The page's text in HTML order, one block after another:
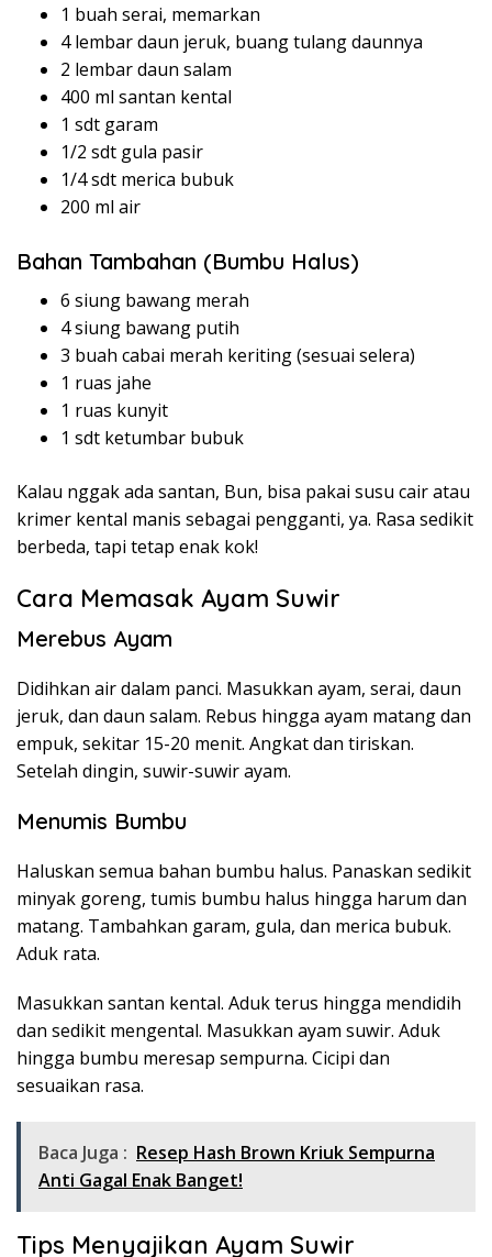
1 buah serai, memarkan
4 lembar daun jeruk, buang tulang daunnya
2 lembar daun salam
400 ml santan kental
1 sdt garam
1/2 sdt gula pasir
1/4 sdt merica bubuk
200 ml air
Bahan Tambahan (Bumbu Halus)
6 siung bawang merah
4 siung bawang putih
3 buah cabai merah keriting (sesuai selera)
1 ruas jahe
1 ruas kunyit
1 sdt ketumbar bubuk
Kalau nggak ada santan, Bun, bisa pakai susu cair atau
krimer kental manis sebagai pengganti, ya. Rasa sedikit
berbeda, tapi tetap enak kok!
Cara Memasak Ayam Suwir
Merebus Ayam
Didihkan air dalam panci. Masukkan ayam, serai, daun
jeruk, dan daun salam. Rebus hingga ayam matang dan
empuk, sekitar 15-20 menit. Angkat dan tiriskan.
Setelah dingin, suwir-suwir ayam.
Menumis Bumbu
Haluskan semua bahan bumbu halus. Panaskan sedikit
minyak goreng, tumis bumbu halus hingga harum dan
matang. Tambahkan garam, gula, dan merica bubuk.
Aduk rata.
Masukkan santan kental. Aduk terus hingga mendidih
dan sedikit mengental. Masukkan ayam suwir. Aduk
hingga bumbu meresap sempurna. Cicipi dan
sesuaikan rasa.
Baca Juga : Resep Hash Brown Kriuk Sempurna
Anti Gagal Enak Banget!
Tips Menyajikan Ayam Suwir